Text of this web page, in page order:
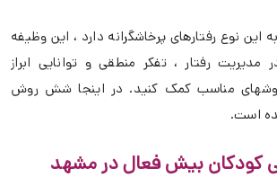
این نوع رفتارهای پرخاشگرانه دارد ، این وظیفه
رفتار ، تفکر منطقی و توانایی ابراز
مناسب کمک کنید. در اینجا شش روش
است.
کودکان بیش فعال در مشهد